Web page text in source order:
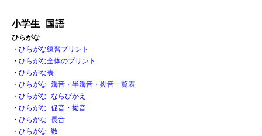
小学生 国語
ひらがな
・ ひらがな練習プリント
・ ひらがな全体のプリント
・ ひらがな表
・ ひらがな 濁音・半濁音・拗音一覧表
・ ひらがな ならびかえ
・ ひらがな 促音・拗音
・ ひらがな 長音
・ ひらがな 数